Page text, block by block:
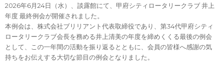
2026年6月24日（水）、談露館にて、甲府シティロータリークラブ 井上
年度 最終例会が開催されました。
本例会は、株式会社ブリリアント代表取締役であり、第34代甲府シティ
ロータリークラブ会長を務める井上清美の年度を締めくくる最後の例会
として、この一年間の活動を振り返るとともに、会員の皆様へ感謝の気
持ちをお伝えする大切な節目の例会となりました。